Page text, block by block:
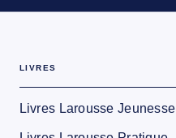
LIVRES
Livres Larousse Jeunesse